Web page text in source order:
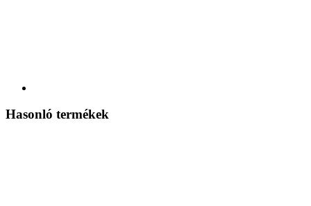
Hasonló termékek